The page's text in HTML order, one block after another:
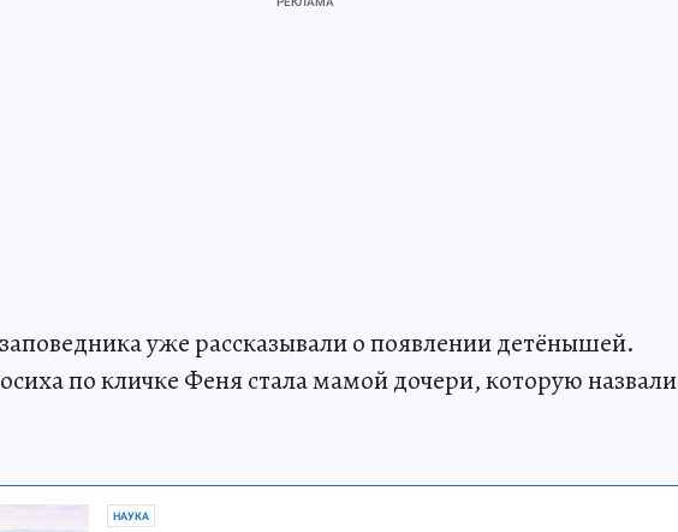
уже рассказывали о появлении детёнышей.
по кличке Феня стала мамой дочери, которую назвали
НАУКА